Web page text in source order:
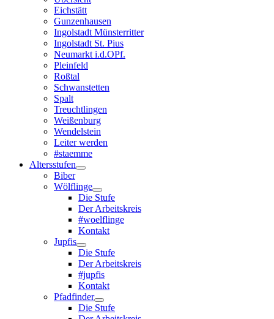
Eichstätt
Gunzenhausen
Ingolstadt Münsterritter
Ingolstadt St. Pius
Neumarkt i.d.OPf.
Pleinfeld
Roßtal
Schwanstetten
Spalt
Treuchtlingen
Weißenburg
Wendelstein
Leiter werden
#staemme
Altersstufen
Biber
Wölflinge
Die Stufe
Der Arbeitskreis
#woelflinge
Kontakt
Jupfis
Die Stufe
Der Arbeitskreis
#jupfis
Kontakt
Pfadfinder
Die Stufe